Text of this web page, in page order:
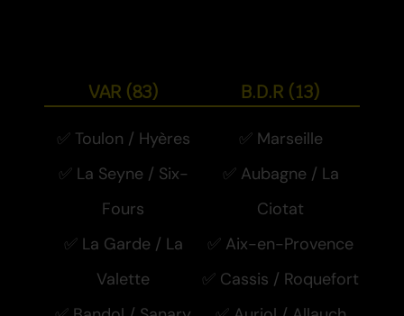
VAR (83)
✅ Toulon / Hyères
✅ La Seyne / Six-
Fours
✅ La Garde / La
Valette
B.D.R (13)
✅ Marseille
✅ Aubagne / La
Ciotat
✅ Aix-en-Provence
✅ Cassis / Roquefort